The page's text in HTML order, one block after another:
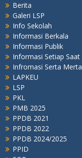
Berita
Galeri LSP
Info Sekolah
Informasi Berkala
Informasi Publik
Informasi Setiap Saat
Infromasi Serta Merta
LAPKEU
LSP
PKL
PMB 2025
PPDB 2021
PPDB 2022
PPDB 2024/2025
PPID